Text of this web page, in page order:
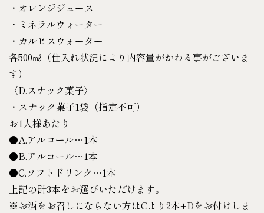
・オレンジジュース
・ミネラルウォーター
・カルピスウォーター
各500㎖（仕入れ状況により内容量がかわる事がございま
す）
〈D.スナック菓子〉
・スナック菓子1袋（指定不可）
お1人様あたり
●A.アルコール…1本
●B.アルコール…1本
●C.ソフトドリンク…1本
上記の計3本をお選びいただけます。
※お酒をお召しにならない方はCより2本+Dをお付けしま